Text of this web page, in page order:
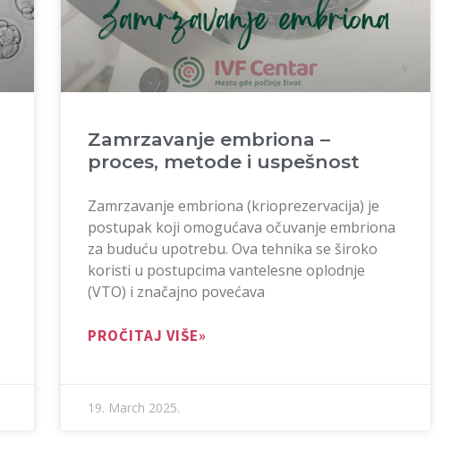
Zamrzavanje embriona –
proces, metode i uspešnost
Zamrzavanje embriona (krioprezervacija) je
postupak koji omogućava očuvanje embriona
za buduću upotrebu. Ova tehnika se široko
koristi u postupcima vantelesne oplodnje
(VTO) i značajno povećava
PROČITAJ VIŠE»
19. March 2025.